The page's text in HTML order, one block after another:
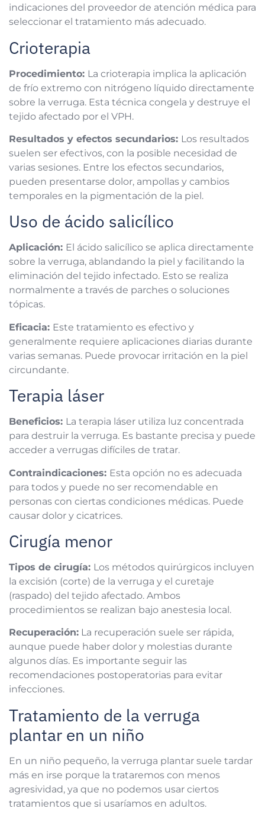
indicaciones del proveedor de atención médica para
seleccionar el tratamiento más adecuado.
Crioterapia
Procedimiento: La crioterapia implica la aplicación
de frío extremo con nitrógeno líquido directamente
sobre la verruga. Esta técnica congela y destruye el
tejido afectado por el VPH.
Resultados y efectos secundarios: Los resultados
suelen ser efectivos, con la posible necesidad de
varias sesiones. Entre los efectos secundarios,
pueden presentarse dolor, ampollas y cambios
temporales en la pigmentación de la piel.
Uso de ácido salicílico
Aplicación: El ácido salicílico se aplica directamente
sobre la verruga, ablandando la piel y facilitando la
eliminación del tejido infectado. Esto se realiza
normalmente a través de parches o soluciones
tópicas.
Eficacia: Este tratamiento es efectivo y
generalmente requiere aplicaciones diarias durante
varias semanas. Puede provocar irritación en la piel
circundante.
Terapia láser
Beneficios: La terapia láser utiliza luz concentrada
para destruir la verruga. Es bastante precisa y puede
acceder a verrugas difíciles de tratar.
Contraindicaciones: Esta opción no es adecuada
para todos y puede no ser recomendable en
personas con ciertas condiciones médicas. Puede
causar dolor y cicatrices.
Cirugía menor
Tipos de cirugía: Los métodos quirúrgicos incluyen
la excisión (corte) de la verruga y el curetaje
(raspado) del tejido afectado. Ambos
procedimientos se realizan bajo anestesia local.
Recuperación: La recuperación suele ser rápida,
aunque puede haber dolor y molestias durante
algunos días. Es importante seguir las
recomendaciones postoperatorias para evitar
infecciones.
Tratamiento de la verruga
plantar en un niño
En un niño pequeño, la verruga plantar suele tardar
más en irse porque la trataremos con menos
agresividad, ya que no podemos usar ciertos
tratamientos que si usaríamos en adultos.